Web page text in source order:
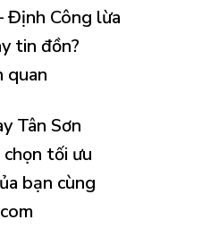
Định Công lừa
tin đồn?
quan
Tân Sơn
tối ưu
bạn cùng